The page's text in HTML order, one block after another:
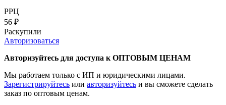
РРЦ
56 ₽
Раскупили
Авторизоваться
Авторизуйтесь для доступа к ОПТОВЫМ ЦЕНАМ
Мы работаем только с ИП и юридическими лицами.
Зарегистрируйтесь или авторизуйтесь и вы сможете сделать
заказ по оптовым ценам.